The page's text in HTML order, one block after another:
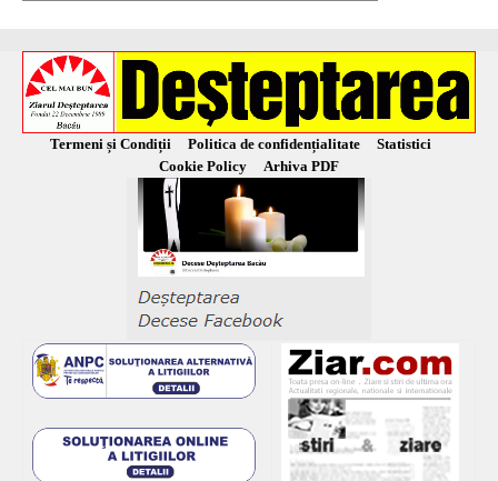
Termeni și Condiții Politica de confidențialitate
Statistici
Cookie Policy
Arhiva PDF